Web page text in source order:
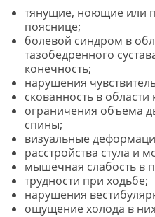
тянущие, ноющие или
пояснице;
болевой синдром в
тазобедренного
конечность;
нарушения
скованность в
ограничения объема
спины;
визуальные
расстройства стула и
мышечная слабость в
трудности при ходьбе;
нарушения
ощущение холода в